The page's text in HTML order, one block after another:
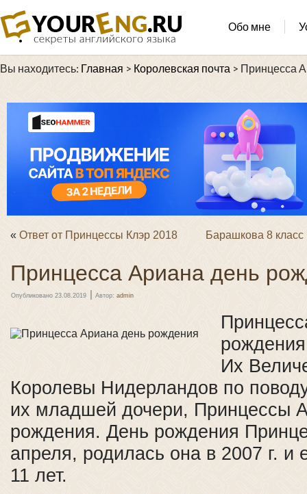
Обо мне
Вы находитесь: Главная > Королевская почта > Принцесса
« Ответ от Принцессы Клэр 2018 Барашкова 8
Принцесса Ариана день
Опубликовано 23.08.2019 | Автор: admin
Их
Королевы Нидерландов по
их младшей дочери, Принцессы
рождения. День рождения
апреля, родилась она в 2007 г. и
11 лет.